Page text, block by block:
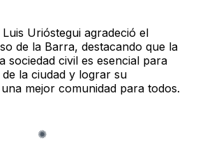
Urióstegui agradeció el
de la Barra, destacando que la
sociedad civil es esencial para
la ciudad y lograr su
mejor comunidad para todos.